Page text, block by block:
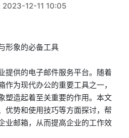
12-11 10:05
形象的必备工具
提供的电子邮件服务平台。随着
为现代办公的重要工具之一，
塑造起着至关重要的作用。本文
优势和使用技巧等方面探讨，帮
业邮箱，从而提高企业的工作效